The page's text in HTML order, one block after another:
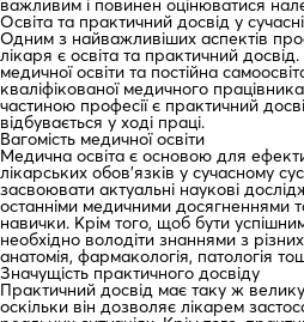
Освіта та практичний досвід у
Одним з найважливіших аспектів
лікаря є освіта та практичний
медичної освіти та постійна
кваліфікованої медичного
частиною професії є практичний
відбувається у ході праці.
Вагомість медичної освіти
Медична освіта є основою для
лікарських обов’язків у сучасному
засвоювати актуальні наукові
останніми медичними досягненнями
навички. Крім того, щоб бути
необхідно володіти знаннями з
анатомія, фармакологія, патологія
Значущість практичного досвіду
Практичний досвід має таку ж
оскільки він дозволяє лікарем